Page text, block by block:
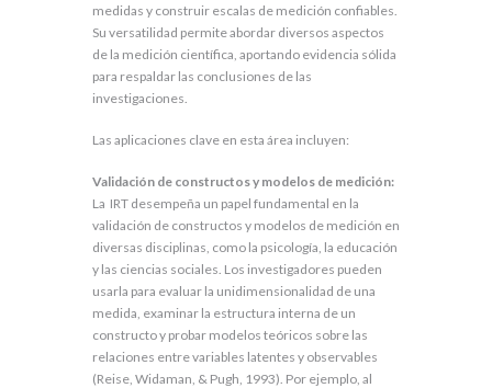
medidas y construir escalas de medición confiables.
Su versatilidad permite abordar diversos aspectos
de la medición científica, aportando evidencia sólida
para respaldar las conclusiones de las
investigaciones.
Las aplicaciones clave en esta área incluyen:
Validación de constructos y modelos de medición:
La IRT desempeña un papel fundamental en la
validación de constructos y modelos de medición en
diversas disciplinas, como la psicología, la educación
y las ciencias sociales. Los investigadores pueden
usarla para evaluar la unidimensionalidad de una
medida, examinar la estructura interna de un
constructo y probar modelos teóricos sobre las
relaciones entre variables latentes y observables
(Reise, Widaman, & Pugh, 1993). Por ejemplo, al